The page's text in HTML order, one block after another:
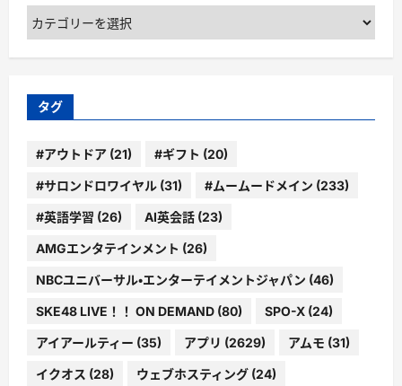
カ
テ
ゴ
ー
タグ
#アウトドア (21) #ギフト (20)
#サロンドロワイヤル (31) #ムームードメイン (233)
#英語学習 (26) AI英会話 (23)
AMGエンタテインメント (26)
NBCユニバーサル・エンターテイメントジャパン (46)
SKE48 LIVE！！ ON DEMAND (80) SPO-X (24)
アイアールティー (35) アプリ (2629) アムモ (31)
イクオス (28) ウェブホスティング (24)